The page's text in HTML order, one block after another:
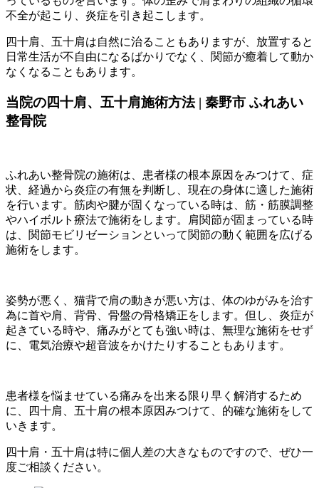
不全が起こり、炎症を引き起こします。
四十肩、五十肩は自然に治ることもありますが、放置すると
日常生活が不自由になるばかりでなく、関節が癒着して動か
なくなることもあります。
当院の四十肩、五十肩施術方法 | 秦野市 ふれあい
整骨院
ふれあい整骨院の施術は、患者様の根本原因をみつけて、症
状、経過から炎症の有無を判断し、現在の身体に適した施術
を行います。筋肉や腱が固くなっている時は、筋・筋膜調整
やハイボルト療法で施術をします。肩関節が固まっている時
は、関節モビリゼーションといって関節の動く範囲を広げる
施術をします。
姿勢が悪く、猫背で肩の動きが悪い方は、体のゆがみを治す
為に首や肩、背骨、骨盤の骨格矯正をします。但し、炎症が
起きている時や、痛みがとても強い時は、無理な施術をせず
に、電気治療や超音波をかけたりすることもあります。
患者様を悩ませている痛みを出来る限り早く解消するため
に、四十肩、五十肩の根本原因みつけて、的確な施術をして
いきます。
四十肩・五十肩は特に個人差の大きなものですので、ぜひ一
度ご相談ください。